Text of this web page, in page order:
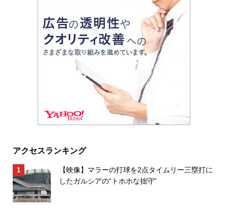
アクセスランキング
【映像】マラーの打球を2点タイムリー三塁打に
したガルシアの“トホホな拙守”